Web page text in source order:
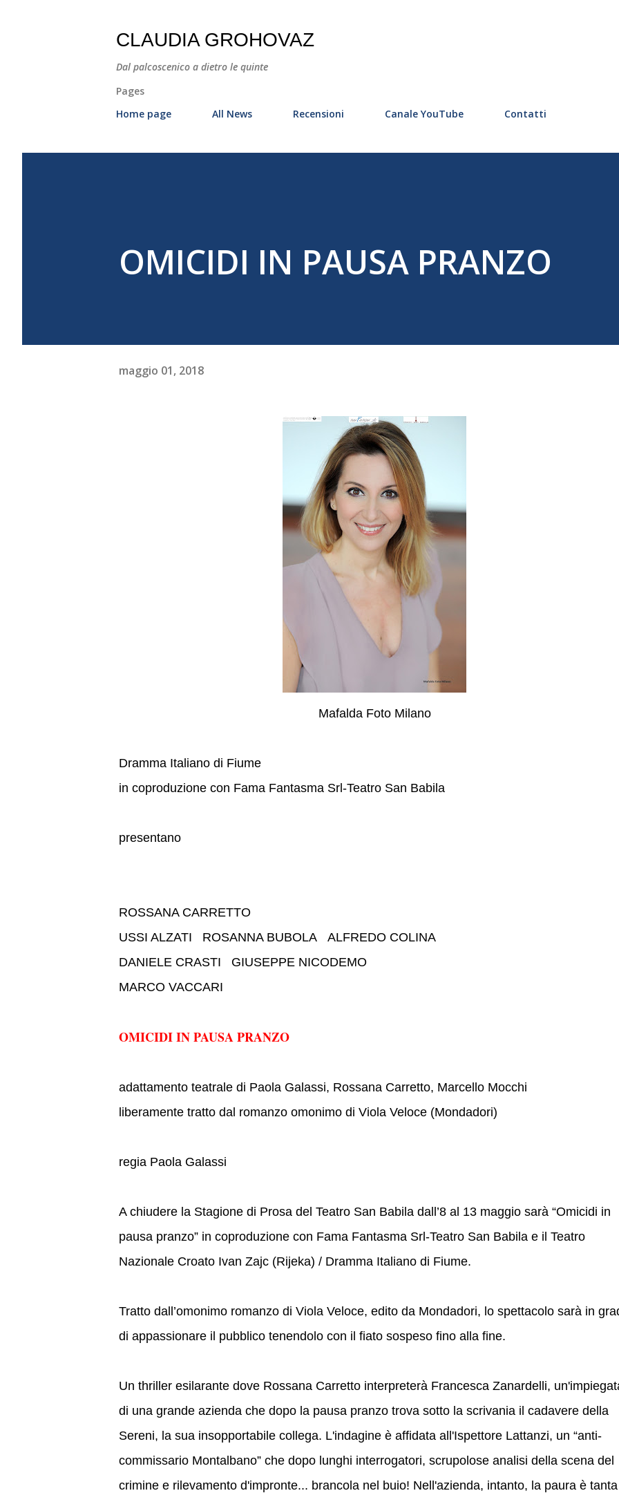
CLAUDIA GROHOVAZ
Dal palcoscenico a dietro le quinte
Pages
Home page
All News Recensioni Canale YouTube Contatti
OMICIDI IN PAUSA PRANZO
maggio 01, 2018
Mafalda Foto Milano
Dramma Italiano di Fiume
in coproduzione con Fama Fantasma Srl-Teatro San Babila
presentano
ROSSANA CARRETTO
USSI ALZATI ROSANNA BUBOLA ALFREDO COLINA
DANIELE CRASTI GIUSEPPE NICODEMO
MARCO VACCARI
OMICIDI IN PAUSA PRANZO
adattamento teatrale di Paola Galassi, Rossana Carretto, Marcello Mocchi
liberamente tratto dal romanzo omonimo di Viola Veloce (Mondadori)
regia Paola Galassi
A chiudere la Stagione di Prosa del Teatro San Babila dall’8 al 13 maggio sarà “Omicidi in
pausa pranzo” in coproduzione con Fama Fantasma Srl-Teatro San Babila e il Teatro
Nazionale Croato Ivan Zajc (Rijeka) / Dramma Italiano di Fiume.
Tratto dall’omonimo romanzo di Viola Veloce, edito da Mondadori, lo spettacolo sarà in
di appassionare il pubblico tenendolo con il fiato sospeso fino alla fine.
Un thriller esilarante dove Rossana Carretto interpreterà Francesca Zanardelli,
di una grande azienda che dopo la pausa pranzo trova sotto la scrivania il cadavere della
Sereni, la sua insopportabile collega. L'indagine è affidata all'Ispettore Lattanzi, un “anti-
commissario Montalbano” che dopo lunghi interrogatori, scrupolose analisi della scena del
crimine e rilevamento d'impronte... brancola nel buio! Nell'azienda, intanto, la paura è